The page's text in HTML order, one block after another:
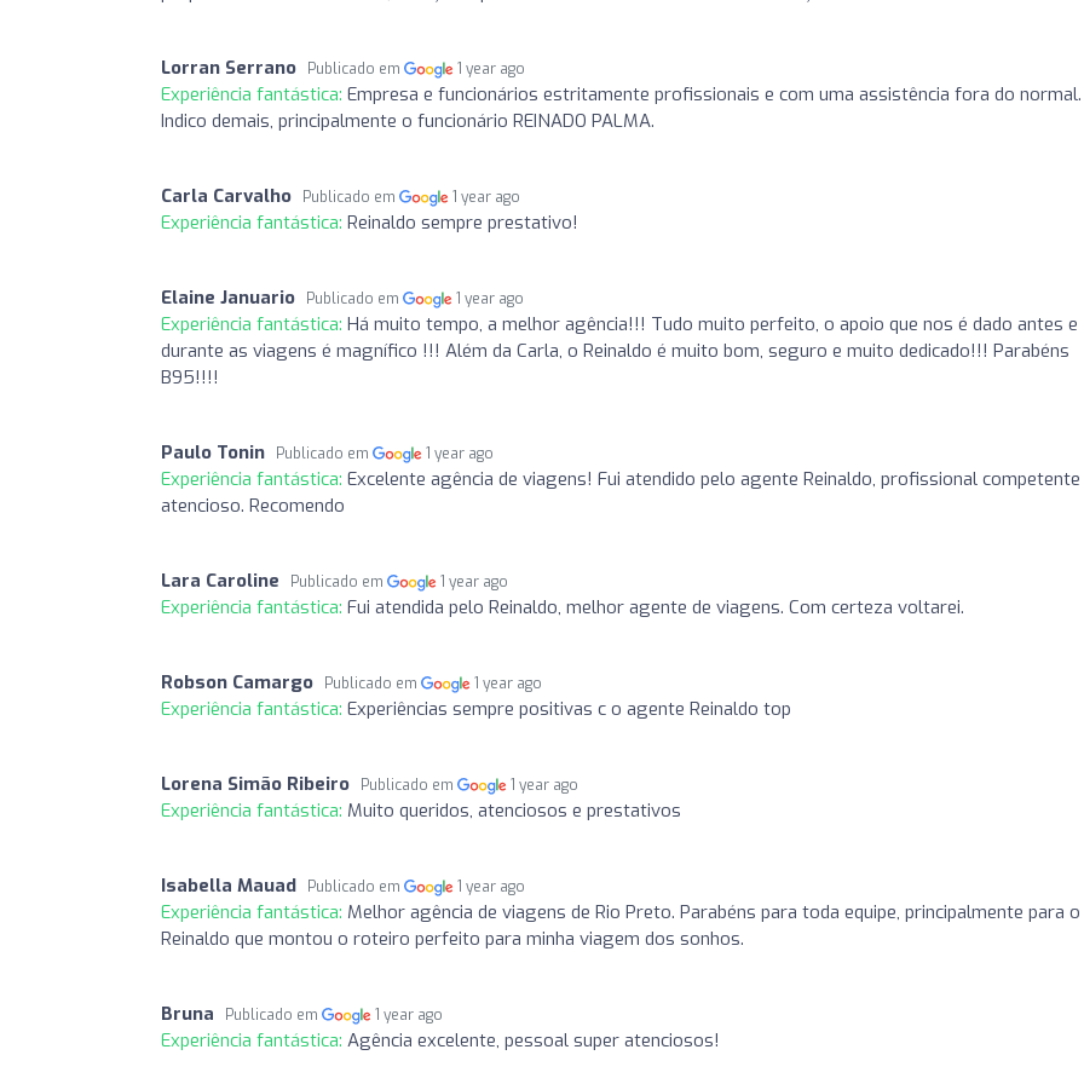
Lorran Serrano Publicado em 1 year ago
Experiência fantástica: Empresa e funcionários estritamente profissionais e com uma assistência fora do normal.
Indico demais, principalmente o funcionário REINADO PALMA.
Carla Carvalho Publicado em 1 year ago
Experiência fantástica: Reinaldo sempre prestativo!
Elaine Januario Publicado em 1 year ago
Experiência fantástica: Há muito tempo, a melhor agência!!! Tudo muito perfeito, o apoio que nos é dado antes e
durante as viagens é magnífico !!! Além da Carla, o Reinaldo é muito bom, seguro e muito dedicado!!! Parabéns
B95!!!!
Paulo Tonin Publicado em 1 year ago
Experiência fantástica: Excelente agência de viagens! Fui atendido pelo agente Reinaldo, profissional competente
atencioso. Recomendo
Lara Caroline Publicado em 1 year ago
Experiência fantástica: Fui atendida pelo Reinaldo, melhor agente de viagens. Com certeza voltarei.
Robson Camargo Publicado em 1 year ago
Experiência fantástica: Experiências sempre positivas c o agente Reinaldo top
Lorena Simão Ribeiro Publicado em 1 year ago
Experiência fantástica: Muito queridos, atenciosos e prestativos
Isabella Mauad Publicado em 1 year ago
Experiência fantástica: Melhor agência de viagens de Rio Preto. Parabéns para toda equipe, principalmente para o
Reinaldo que montou o roteiro perfeito para minha viagem dos sonhos.
Bruna Publicado em 1 year ago
Experiência fantástica: Agência excelente, pessoal super atenciosos!